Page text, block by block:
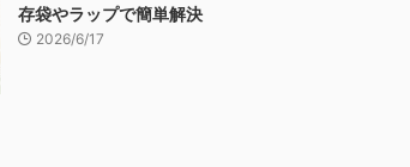
存袋やラップで簡単解決
2026/6/17